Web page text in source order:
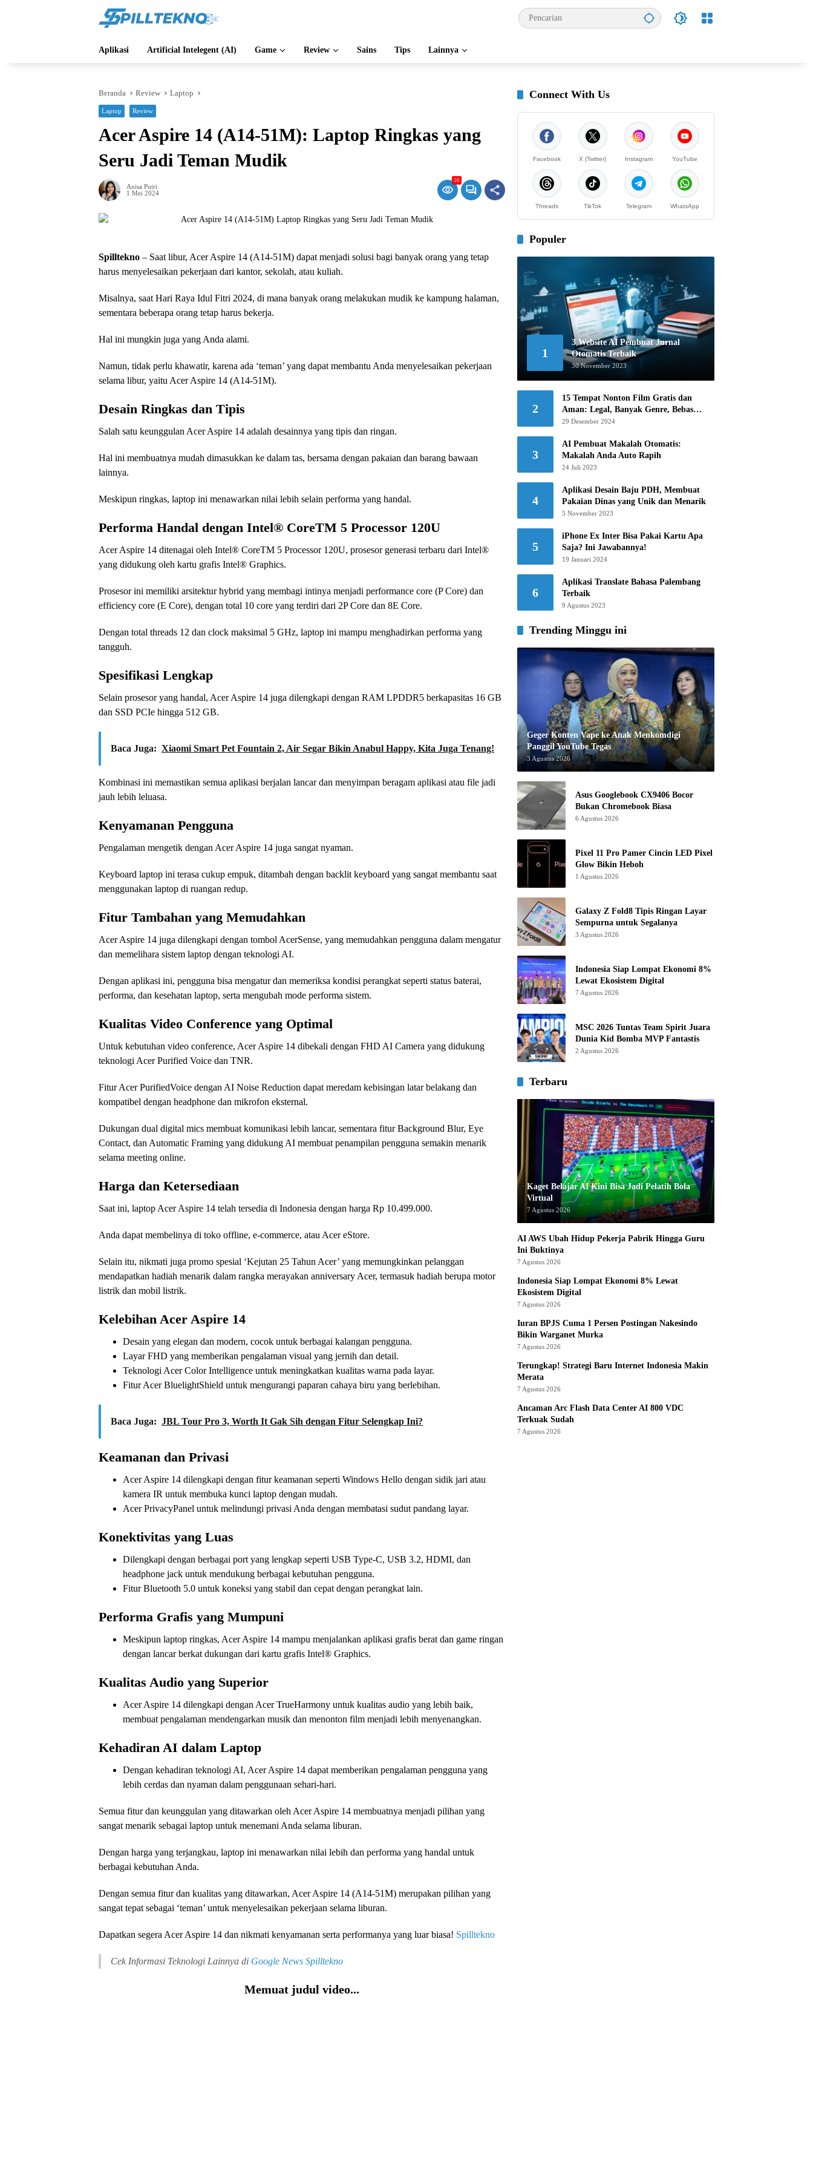
Aplikasi Artificial Intelegent (AI) Game Review Sains Tips Lainnya
Beranda Review Laptop
Laptop Review
Acer Aspire 14 (A14-51M): Laptop Ringkas yang
Seru Jadi Teman Mudik
Anisa Putri
1 Mei 2024
56
Spilltekno – Saat libur, Acer Aspire 14 (A14-51M) dapat menjadi solusi bagi banyak orang yang tetap
harus menyelesaikan pekerjaan dari kantor, sekolah, atau kuliah.
Misalnya, saat Hari Raya Idul Fitri 2024, di mana banyak orang melakukan mudik ke kampung halaman,
sementara beberapa orang tetap harus bekerja.
Hal ini mungkin juga yang Anda alami.
Namun, tidak perlu khawatir, karena ada ‘teman’ yang dapat membantu Anda menyelesaikan pekerjaan
selama libur, yaitu Acer Aspire 14 (A14-51M).
Desain Ringkas dan Tipis
Salah satu keunggulan Acer Aspire 14 adalah desainnya yang tipis dan ringan.
Hal ini membuatnya mudah dimasukkan ke dalam tas, bersama dengan pakaian dan barang bawaan
lainnya.
Meskipun ringkas, laptop ini menawarkan nilai lebih selain performa yang handal.
Performa Handal dengan Intel® CoreTM 5 Processor 120U
Acer Aspire 14 ditenagai oleh Intel® CoreTM 5 Processor 120U, prosesor generasi terbaru dari Intel®
yang didukung oleh kartu grafis Intel® Graphics.
Prosesor ini memiliki arsitektur hybrid yang membagi intinya menjadi performance core (P Core) dan
efficiency core (E Core), dengan total 10 core yang terdiri dari 2P Core dan 8E Core.
Dengan total threads 12 dan clock maksimal 5 GHz, laptop ini mampu menghadirkan performa yang
tangguh.
Spesifikasi Lengkap
Selain prosesor yang handal, Acer Aspire 14 juga dilengkapi dengan RAM LPDDR5 berkapasitas 16 GB
dan SSD PCIe hingga 512 GB.
Baca Juga: Xiaomi Smart Pet Fountain 2, Air Segar Bikin Anabul Happy, Kita Juga Tenang!
Kombinasi ini memastikan semua aplikasi berjalan lancar dan menyimpan beragam aplikasi atau file jadi
jauh lebih leluasa.
Kenyamanan Pengguna
Pengalaman mengetik dengan Acer Aspire 14 juga sangat nyaman.
Keyboard laptop ini terasa cukup empuk, ditambah dengan backlit keyboard yang sangat membantu saat
menggunakan laptop di ruangan redup.
Fitur Tambahan yang Memudahkan
Acer Aspire 14 juga dilengkapi dengan tombol AcerSense, yang memudahkan pengguna dalam mengatur
dan memelihara sistem laptop dengan teknologi AI.
Dengan aplikasi ini, pengguna bisa mengatur dan memeriksa kondisi perangkat seperti status baterai,
performa, dan kesehatan laptop, serta mengubah mode performa sistem.
Kualitas Video Conference yang Optimal
Untuk kebutuhan video conference, Acer Aspire 14 dibekali dengan FHD AI Camera yang didukung
teknologi Acer Purified Voice dan TNR.
Fitur Acer PurifiedVoice dengan AI Noise Reduction dapat meredam kebisingan latar belakang dan
kompatibel dengan headphone dan mikrofon eksternal.
Dukungan dual digital mics membuat komunikasi lebih lancar, sementara fitur Background Blur, Eye
Contact, dan Automatic Framing yang didukung AI membuat penampilan pengguna semakin menarik
selama meeting online.
Harga dan Ketersediaan
Saat ini, laptop Acer Aspire 14 telah tersedia di Indonesia dengan harga Rp 10.499.000.
Anda dapat membelinya di toko offline, e-commerce, atau Acer eStore.
Selain itu, nikmati juga promo spesial ‘Kejutan 25 Tahun Acer’ yang memungkinkan pelanggan
mendapatkan hadiah menarik dalam rangka merayakan anniversary Acer, termasuk hadiah berupa motor
listrik dan mobil listrik.
Kelebihan Acer Aspire 14
Desain yang elegan dan modern, cocok untuk berbagai kalangan pengguna.
Layar FHD yang memberikan pengalaman visual yang jernih dan detail.
Teknologi Acer Color Intelligence untuk meningkatkan kualitas warna pada layar.
Fitur Acer BluelightShield untuk mengurangi paparan cahaya biru yang berlebihan.
Baca Juga: JBL Tour Pro 3, Worth It Gak Sih dengan Fitur Selengkap Ini?
Keamanan dan Privasi
Acer Aspire 14 dilengkapi dengan fitur keamanan seperti Windows Hello dengan sidik jari atau
kamera IR untuk membuka kunci laptop dengan mudah.
Acer PrivacyPanel untuk melindungi privasi Anda dengan membatasi sudut pandang layar.
Konektivitas yang Luas
Dilengkapi dengan berbagai port yang lengkap seperti USB Type-C, USB 3.2, HDMI, dan
headphone jack untuk mendukung berbagai kebutuhan pengguna.
Fitur Bluetooth 5.0 untuk koneksi yang stabil dan cepat dengan perangkat lain.
Performa Grafis yang Mumpuni
Meskipun laptop ringkas, Acer Aspire 14 mampu menjalankan aplikasi grafis berat dan game ringan
dengan lancar berkat dukungan dari kartu grafis Intel® Graphics.
Kualitas Audio yang Superior
Acer Aspire 14 dilengkapi dengan Acer TrueHarmony untuk kualitas audio yang lebih baik,
membuat pengalaman mendengarkan musik dan menonton film menjadi lebih menyenangkan.
Kehadiran AI dalam Laptop
Dengan kehadiran teknologi AI, Acer Aspire 14 dapat memberikan pengalaman pengguna yang
lebih cerdas dan nyaman dalam penggunaan sehari-hari.
Semua fitur dan keunggulan yang ditawarkan oleh Acer Aspire 14 membuatnya menjadi pilihan yang
sangat menarik sebagai laptop untuk menemani Anda selama liburan.
Dengan harga yang terjangkau, laptop ini menawarkan nilai lebih dan performa yang handal untuk
berbagai kebutuhan Anda.
Dengan semua fitur dan kualitas yang ditawarkan, Acer Aspire 14 (A14-51M) merupakan pilihan yang
sangat tepat sebagai ‘teman’ untuk menyelesaikan pekerjaan selama liburan.
Dapatkan segera Acer Aspire 14 dan nikmati kenyamanan serta performanya yang luar biasa! Spilltekno
Cek Informasi Teknologi Lainnya di Google News Spilltekno
Memuat judul video...
Connect With Us
Facebook X (Twitter) Instagram YouTube
Threads TikTok Telegram WhatsApp
Populer
1
3 Website AI Pembuat Jurnal
Otomatis Terbaik
30 November 2023
2
15 Tempat Nonton Film Gratis dan
Aman: Legal, Banyak Genre, Bebas
Khawatir!
29 Desember 2024
3
AI Pembuat Makalah Otomatis:
Makalah Anda Auto Rapih
24 Juli 2023
4
Aplikasi Desain Baju PDH, Membuat
Pakaian Dinas yang Unik dan Menarik
5 November 2023
5
iPhone Ex Inter Bisa Pakai Kartu Apa
Saja? Ini Jawabannya!
19 Januari 2024
6
Aplikasi Translate Bahasa Palembang
Terbaik
9 Agustus 2023
Trending Minggu ini
Geger Konten Vape ke Anak Menkomdigi
Panggil YouTube Tegas
3 Agustus 2026
Asus Googlebook CX9406 Bocor
Bukan Chromebook Biasa
6 Agustus 2026
Pixel 11 Pro Pamer Cincin LED Pixel
Glow Bikin Heboh
1 Agustus 2026
Galaxy Z Fold8 Tipis Ringan Layar
Sempurna untuk Segalanya
3 Agustus 2026
Indonesia Siap Lompat Ekonomi 8%
Lewat Ekosistem Digital
7 Agustus 2026
MSC 2026 Tuntas Team Spirit Juara
Dunia Kid Bomba MVP Fantastis
2 Agustus 2026
Terbaru
Kaget Belajar AI Kini Bisa Jadi Pelatih Bola
Virtual
7 Agustus 2026
AI AWS Ubah Hidup Pekerja Pabrik Hingga Guru
Ini Buktinya
7 Agustus 2026
Indonesia Siap Lompat Ekonomi 8% Lewat
Ekosistem Digital
7 Agustus 2026
Iuran BPJS Cuma 1 Persen Postingan Nakesindo
Bikin Warganet Murka
7 Agustus 2026
Terungkap! Strategi Baru Internet Indonesia Makin
Merata
7 Agustus 2026
Ancaman Arc Flash Data Center AI 800 VDC
Terkuak Sudah
7 Agustus 2026